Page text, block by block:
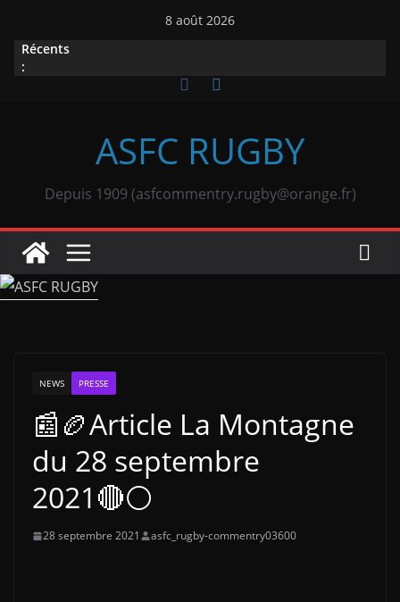
contenu
8 août 2026
Récents
:
ASFC RUGBY
Depuis 1909 (asfcommentry.rugby@orange.fr)
NEWS PRESSE
📰🏉Article La Montagne
du 28 septembre
2021🔴⚪
28 septembre 2021 asfc_rugby-commentry03600